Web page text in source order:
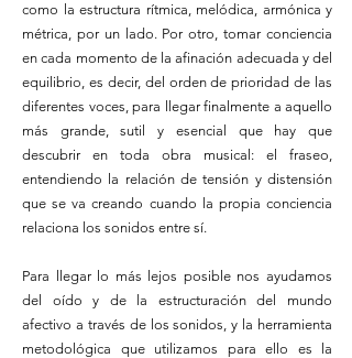
como la estructura rítmica, melódica, armónica y
métrica, por un lado. Por otro, tomar conciencia
en cada momento de la afinación adecuada y del
equilibrio, es decir, del orden de prioridad de las
diferentes voces, para llegar finalmente a aquello
más grande, sutil y esencial que hay que
descubrir en toda obra musical: el fraseo,
entendiendo la relación de tensión y distensión
que se va creando cuando la propia conciencia
relaciona los sonidos entre sí.
Para llegar lo más lejos posible nos ayudamos
del oído y de la estructuración del mundo
afectivo a través de los sonidos, y la herramienta
metodológica que utilizamos para ello es la